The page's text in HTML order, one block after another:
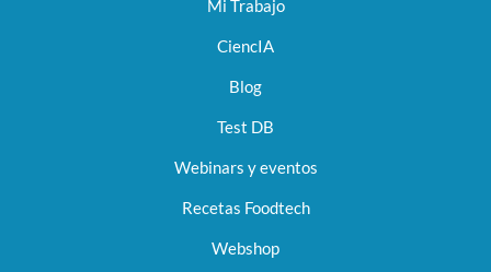
Mi Trabajo
CiencIA
Blog
Test DB
Webinars y eventos
Recetas Foodtech
Webshop